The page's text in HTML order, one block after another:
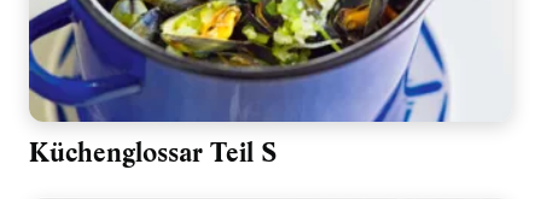
Küchenglossar Teil S